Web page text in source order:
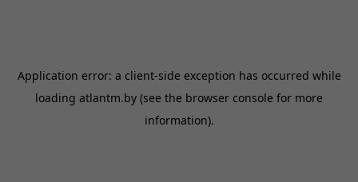
Application error: a client-side exception has occurred while
loading atlantm.by (see the browser console for more
information).